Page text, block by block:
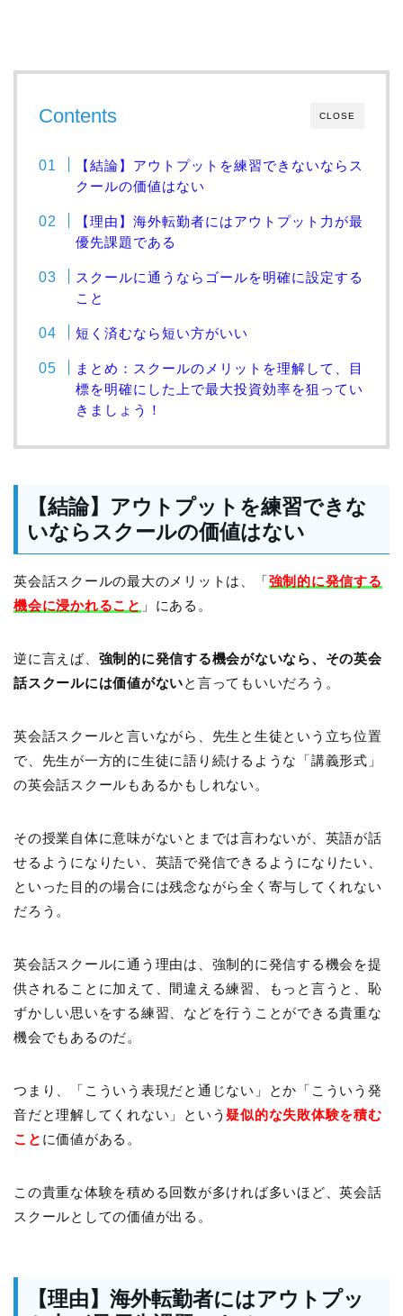
CLOSE
Contents
【結論】アウトプットを練習できないならス
クールの価値はない
【理由】海外転勤者にはアウトプット力が最
優先課題である
スクールに通うならゴールを明確に設定する
こと
短く済むなら短い方がいい
まとめ：スクールのメリットを理解して、目
標を明確にした上で最大投資効率を狙ってい
きましょう！
【結論】アウトプットを練習できな
いならスクールの価値はない
英会話スクールの最大のメリットは、「強制的に発信する
機会に浸かれること 」にある。
逆に言えば、 強制的に発信する機会がないなら、その英会
話スクールには価値がないと言ってもいいだろう。
英会話スクールと言いながら、先生と生徒という立ち位置
で、先生が一方的に生徒に語り続けるような「講義形式」
の英会話スクールもあるかもしれない。
その授業自体に意味がないとまでは言わないが、英語が話
せるようになりたい、英語で発信できるようになりたい、
といった目的の場合には残念ながら全く寄与してくれない
だろう。
英会話スクールに通う理由は、強制的に発信する機会を提
供されることに加えて、間違える練習、もっと言うと、恥
ずかしい思いをする練習、などを行うことができる貴重な
機会でもあるのだ。
つまり、「こういう表現だと通じない」とか「こういう発
音だと理解してくれない」という疑似的な失敗体験を積む
こと に価値がある。
この貴重な体験を積める回数が多ければ多いほど、英会話
スクールとしての価値が出る。
【理由】海外転勤者にはアウトプッ